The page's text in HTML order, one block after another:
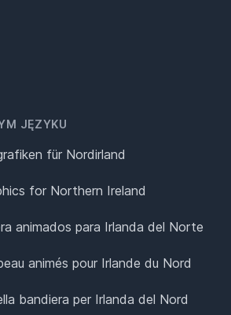
JĘZYKU
für Nordirland
for Northern Ireland
animados para Irlanda del Norte
animés pour Irlande du Nord
bandiera per Irlanda del Nord